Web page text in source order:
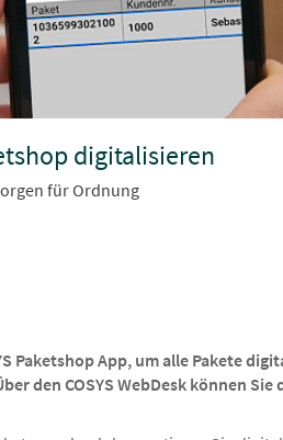
digitalisieren
für Ordnung
Paketshop App, um alle Pakete
den COSYS WebDesk können